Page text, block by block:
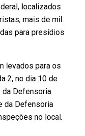
localizados
mais de mil
para presídios
levados para os
2, no dia 10 de
da Defensoria
da Defensoria
no local.